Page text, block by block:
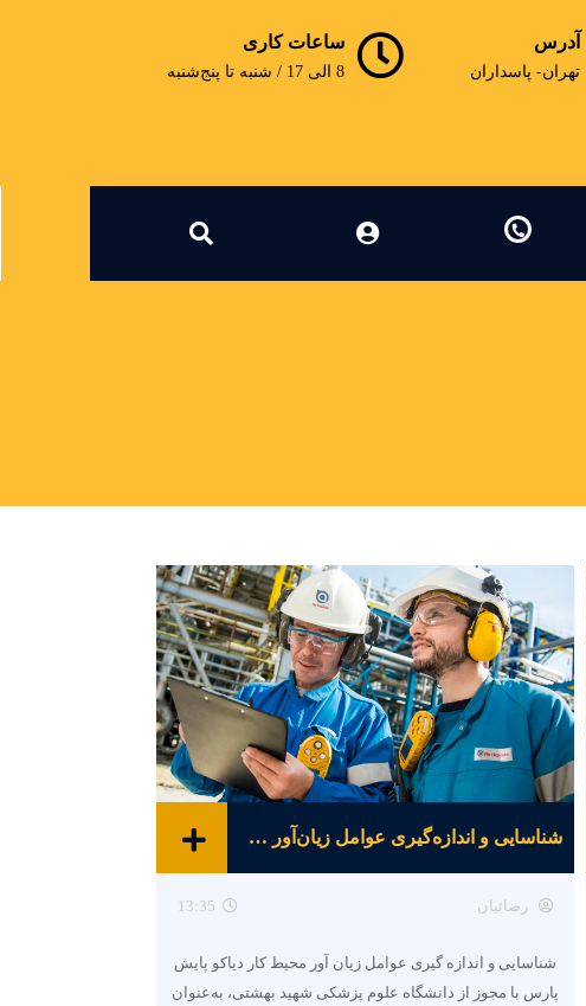
آدرس
تهران- پاسداران
ساعات کاری
8 الی 17 / شنبه تا پنج‌شنبه
شناسایی و اندازه‌گیری عوامل زیان‌آور محیط کار
رضائیان 13:35
شناسایی و اندازه گیری عوامل زیان آور محیط کار دیاکو پایش
پارس با مجوز از دانشگاه علوم پزشکی شهید بهشتی، به‌عنوان